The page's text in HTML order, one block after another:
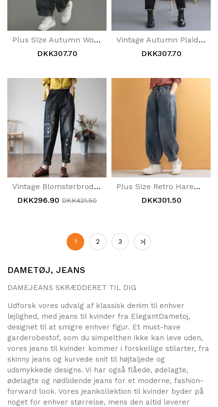
Plus Size Autumn Words Broderi Bomuld Denim Bukser
DKK307.70
Vintage Autumn Plaid Lommer Casual Bomuld Denim Bukser
DKK307.70
Vintage Blomsterbroderi Løse Denimbukser I Bomuld
DKK296.90 DKK421.50
Plus Size Retro Harem Casual Denimbukser I Bomuld
DKK301.50
1 2 3 >|
DAMETØJ, JEANS
DAMEJEANS SKRÆDDERET TIL DIG
Udforsk vores udvalg af klassisk denim til enhver
lejlighed, med jeans til kvinder fra ElegantDametoj,
designet til at smigre enhver figur. Et must-have
garderobestof, som du simpelthen ikke kan leve uden,
vores jeans til kvinder kommer i forskellige stilarter, fra
skinny jeans og kurvede snit til højtaljede og
udsmykkede designs. Vi har også flåede, ødelagte,
ødelagte og nødlidende jeans for et moderne, fashion-
forward look. Vores jeankollektion til kvinder byder på
noget for enhver størrelse, mens den altid leverer